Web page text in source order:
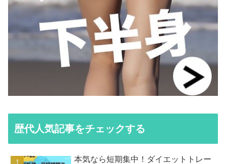
歴代人気記事をチェックする
本気なら短期集中！ダイエットトレー